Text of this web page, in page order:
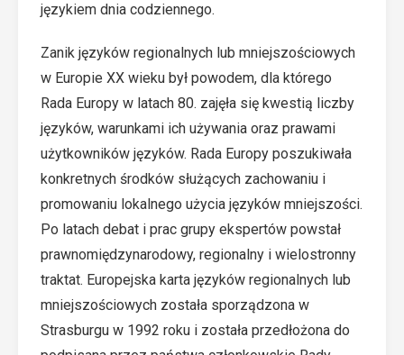
językiem dnia codziennego.
Zanik języków regionalnych lub mniejszościowych
w Europie XX wieku był powodem, dla którego
Rada Europy w latach 80. zajęła się kwestią liczby
języków, warunkami ich używania oraz prawami
użytkowników języków. Rada Europy poszukiwała
konkretnych środków służących zachowaniu i
promowaniu lokalnego użycia języków mniejszości.
Po latach debat i prac grupy ekspertów powstał
prawnomiędzynarodowy, regionalny i wielostronny
traktat. Europejska karta języków regionalnych lub
mniejszościowych została sporządzona w
Strasburgu w 1992 roku i została przedłożona do